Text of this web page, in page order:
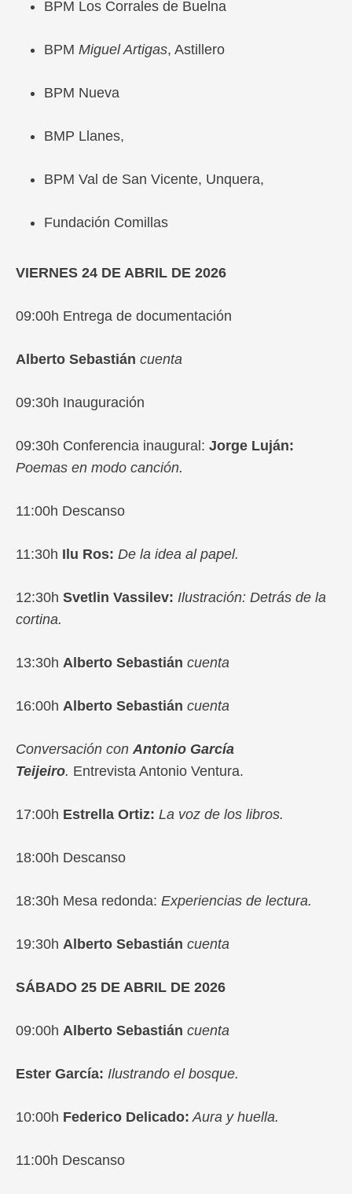
BPM Los Corrales de Buelna
BPM Miguel Artigas, Astillero
BPM Nueva
BMP Llanes,
BPM Val de San Vicente, Unquera,
Fundación Comillas
VIERNES 24 DE ABRIL DE 2026
09:00h Entrega de documentación
Alberto Sebastián cuenta
09:30h Inauguración
09:30h Conferencia inaugural: Jorge Luján:
Poemas en modo canción.
11:00h Descanso
11:30h Ilu Ros: De la idea al papel.
12:30h Svetlin Vassilev: Ilustración: Detrás de la
cortina.
13:30h Alberto Sebastián cuenta
16:00h Alberto Sebastián cuenta
Conversación con Antonio García
Teijeiro. Entrevista Antonio Ventura.
17:00h Estrella Ortiz: La voz de los libros.
18:00h Descanso
18:30h Mesa redonda: Experiencias de lectura.
19:30h Alberto Sebastián cuenta
SÁBADO 25 DE ABRIL DE 2026
09:00h Alberto Sebastián cuenta
Ester García: Ilustrando el bosque.
10:00h Federico Delicado: Aura y huella.
11:00h Descanso